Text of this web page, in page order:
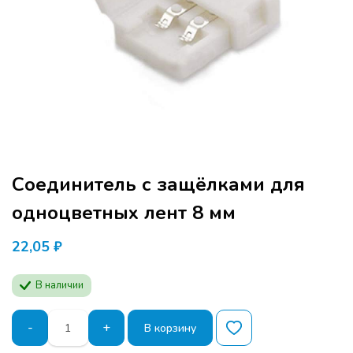
Соединитель с защёлками для
одноцветных лент 8 мм
22,05 ₽
В наличии
-
Количество
товара
+ В корзину
Программа семинара расчитана для
производителей мебели и дизайнеров.